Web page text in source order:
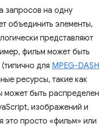
запросов на одну
объединить элементы,
представляют
фильм может быть
для MPEG-DASH
ресурсы, такие как
может быть распределен
изображений и
это просто «фильм» или